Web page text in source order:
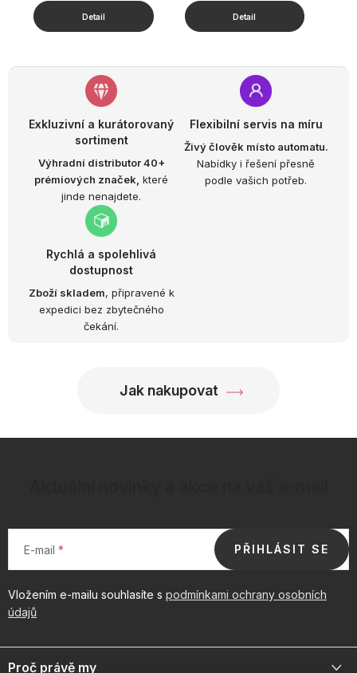
Exkluzivní a kurátorovaný
sortiment
Výhradní distributor 40+
prémiových značek, které
jinde nenajdete.
Flexibilní servis na míru
Živý člověk místo automatu.
Nabídky i řešení přesně
podle vašich potřeb.
Rychlá a spolehlivá
dostupnost
Zboží skladem, připravené k
expedici bez zbytečného
čekání.
Jak nakupovat
E-mail
Vložením e-mailu souhlasíte s podmínkami ochrany osobních
údajů
PŘIHLÁSIT SE
á
Proč právě my